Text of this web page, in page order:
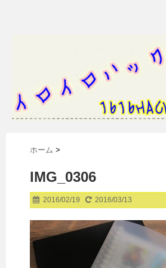
ホーム >
IMG_0306
2016/02/19 2016/03/13